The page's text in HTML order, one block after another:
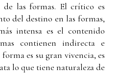
de las formas. El crítico es
del destino en las formas,
intensa es el contenido
contienen indirecta e
es su gran vivencia, es
lo que tiene naturaleza de